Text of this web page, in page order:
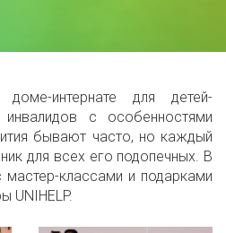
интернате для детей-
с особенностями
бывают часто, но каждый
для всех его подопечных. В
классами и подарками
UNIHELP.